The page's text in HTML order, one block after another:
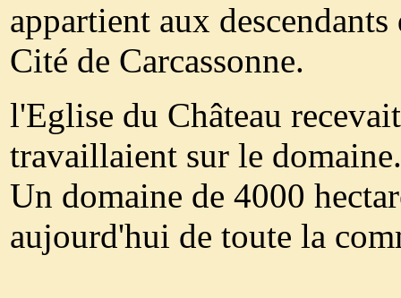
appartient aux
Cité de Carcassonne.
l'Eglise du Château
travaillaient sur le domaine.
Un domaine de 4000
aujourd'hui de toute la